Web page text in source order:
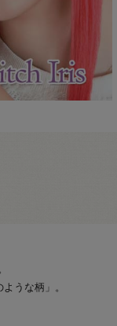
うな柄」。